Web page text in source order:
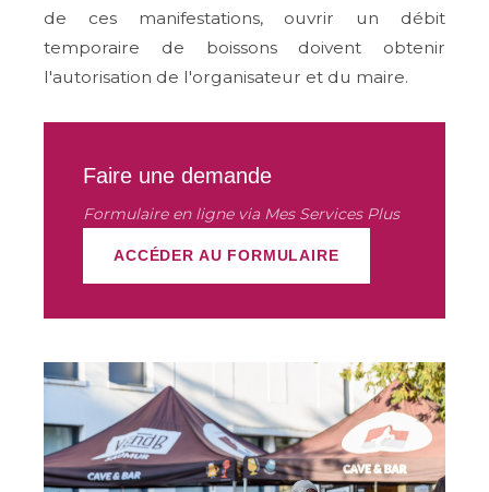
de ces manifestations, ouvrir un débit
temporaire de boissons doivent obtenir
l'autorisation de l'organisateur et du maire.
Faire une demande
Formulaire en ligne via Mes Services Plus
ACCÉDER AU FORMULAIRE